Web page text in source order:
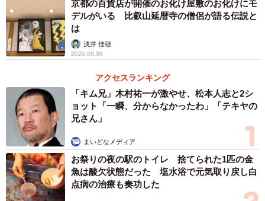
京都の百貨店が開催のお化け屋敷のお化けにモ
デルがいる 比叡山延暦寺の僧侶が語る伝説と
は
浅井 佳穂
2026.08.08
アクセスランキング
「キム兄」木村祐一が激やせ、松本人志と2シ
ョット「一瞬、分からなかったわ」「テキヤの
兄さん」
まいどなメディア
お祭りの夜の駅のトイレ 捨てられた1匹の金
魚は酸欠状態だった 塩水浴で元気取り戻し白
点病の治療も奏功した